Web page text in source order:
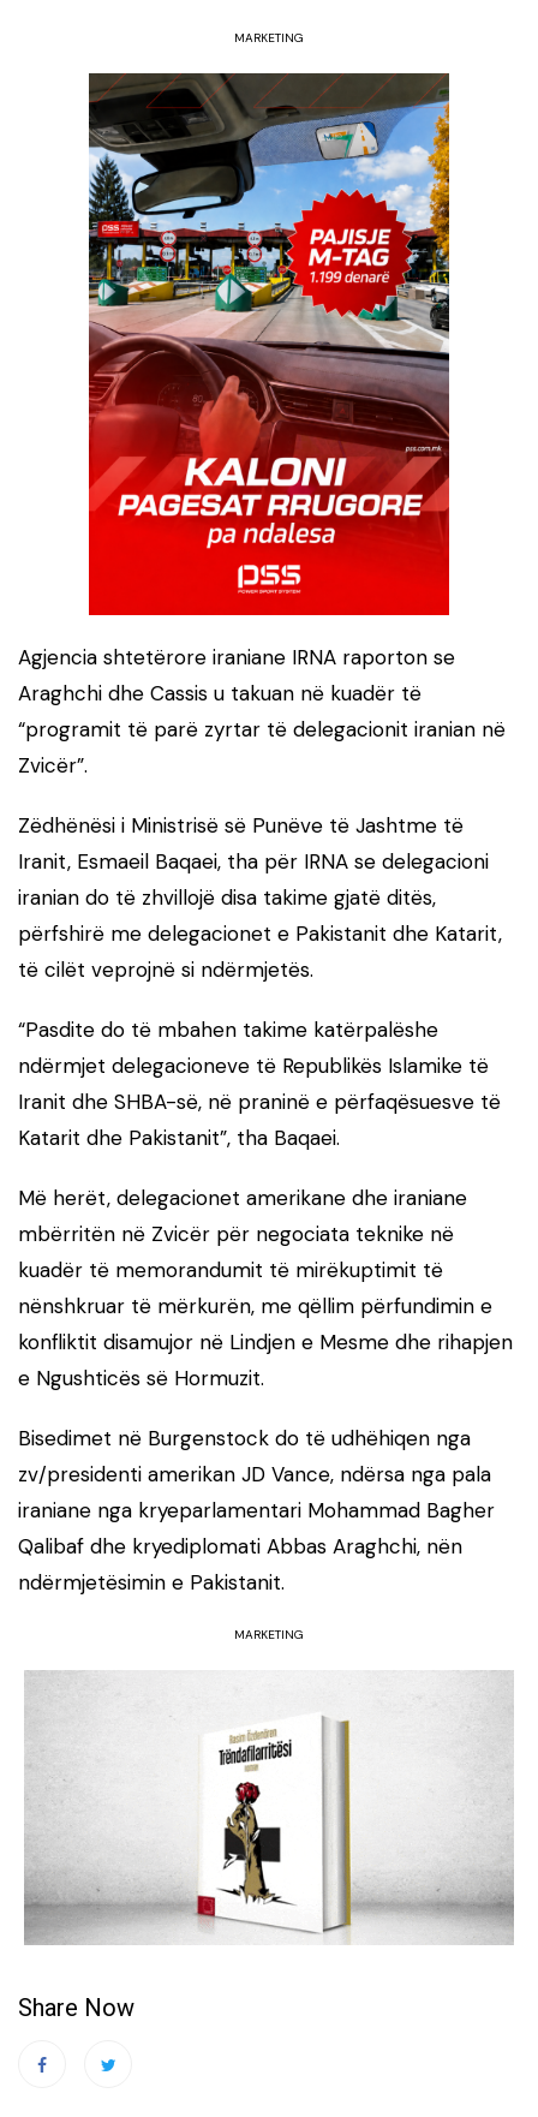
MARKETING
Agjencia shtetërore iraniane IRNA raporton se
Araghchi dhe Cassis u takuan në kuadër të
“programit të parë zyrtar të delegacionit iranian në
Zvicër”.
Zëdhënësi i Ministrisë së Punëve të Jashtme të
Iranit, Esmaeil Baqaei, tha për IRNA se delegacioni
iranian do të zhvillojë disa takime gjatë ditës,
përfshirë me delegacionet e Pakistanit dhe Katarit,
të cilët veprojnë si ndërmjetës.
“Pasdite do të mbahen takime katërpalëshe
ndërmjet delegacioneve të Republikës Islamike të
Iranit dhe SHBA-së, në praninë e përfaqësuesve të
Katarit dhe Pakistanit”, tha Baqaei.
Më herët, delegacionet amerikane dhe iraniane
mbërritën në Zvicër për negociata teknike në
kuadër të memorandumit të mirëkuptimit të
nënshkruar të mërkurën, me qëllim përfundimin e
konfliktit disamujor në Lindjen e Mesme dhe rihapjen
e Ngushticës së Hormuzit.
Bisedimet në Burgenstock do të udhëhiqen nga
zv/presidenti amerikan JD Vance, ndërsa nga pala
iraniane nga kryeparlamentari Mohammad Bagher
Qalibaf dhe kryediplomati Abbas Araghchi, nën
ndërmjetësimin e Pakistanit.
MARKETING
Share Now